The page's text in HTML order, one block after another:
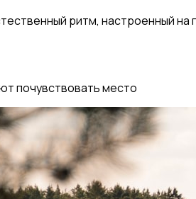
ритм, настроенный на
почувствовать место